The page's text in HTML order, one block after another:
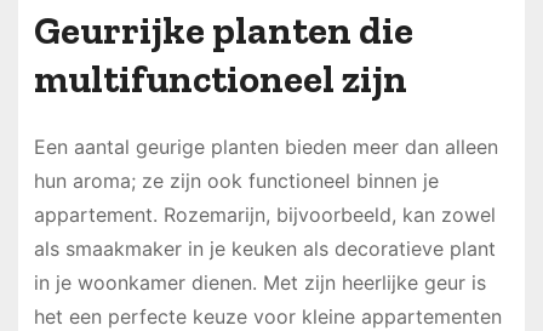
Geurrijke planten die
multifunctioneel zijn
Een aantal geurige planten bieden meer dan alleen
hun aroma; ze zijn ook functioneel binnen je
appartement. Rozemarijn, bijvoorbeeld, kan zowel
als smaakmaker in je keuken als decoratieve plant
in je woonkamer dienen. Met zijn heerlijke geur is
het een perfecte keuze voor kleine appartementen